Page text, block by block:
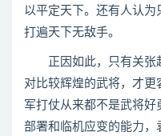
以平定天下。还有人认
打遍天下无敌手。
正因如此，只有关张
对比较辉煌的武将，才
军打仗从来都不是武将
部署和临机应变的能力